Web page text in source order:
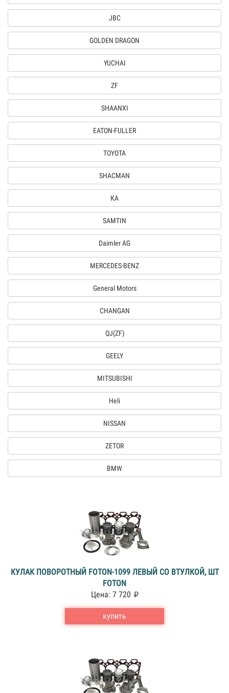
JBC
GOLDEN DRAGON
YUCHAI
ZF
SHAANXI
EATON-FULLER
TOYOTA
SHACMAN
КА
SAMTIN
Daimler AG
MERCEDES-BENZ
General Motors
CHANGAN
QJ(ZF)
GEELY
MITSUBISHI
Heli
NISSAN
ZETOR
BMW
КУЛАК ПОВОРОТНЫЙ FOTON-1099 ЛЕВЫЙ СО ВТУЛКОЙ, ШТ
FOTON
Цена: 7 720
купить